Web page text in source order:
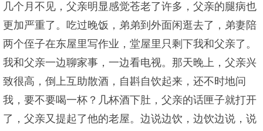
几个月不见，父亲明显感觉苍老了许多，父亲的腿病也
更加严重了。吃过晚饭，弟弟到外面闲逛去了，弟妻陪
两个侄子在东屋里写作业，堂屋里只剩下我和父亲了。
我和父亲一边聊家事，一边看电视。那天晚上，父亲兴
致很高，倒上互助散酒，自斟自饮起来，还不时地问
我，要不要喝一杯？几杯酒下肚，父亲的话匣子就打开
了，父亲又提起了他的老屋。边说边饮，边饮边说，说